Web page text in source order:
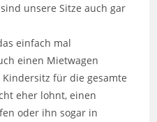
unsere Sitze auch gar
einfach mal
einen Mietwagen
für die gesamte
eher lohnt, einen
oder ihn sogar in